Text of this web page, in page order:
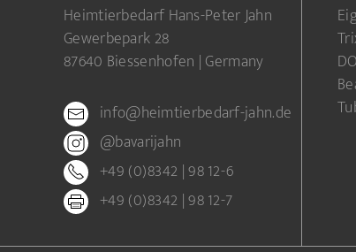
Heimtierbedarf Hans-Peter Jahn
Gewerbepark 28
87640 Biessenhofen | Germany
info@heimtierbedarf-jahn.de
@bavarijahn
+49 (0)8342 | 98 12-6
+49 (0)8342 | 98 12-7